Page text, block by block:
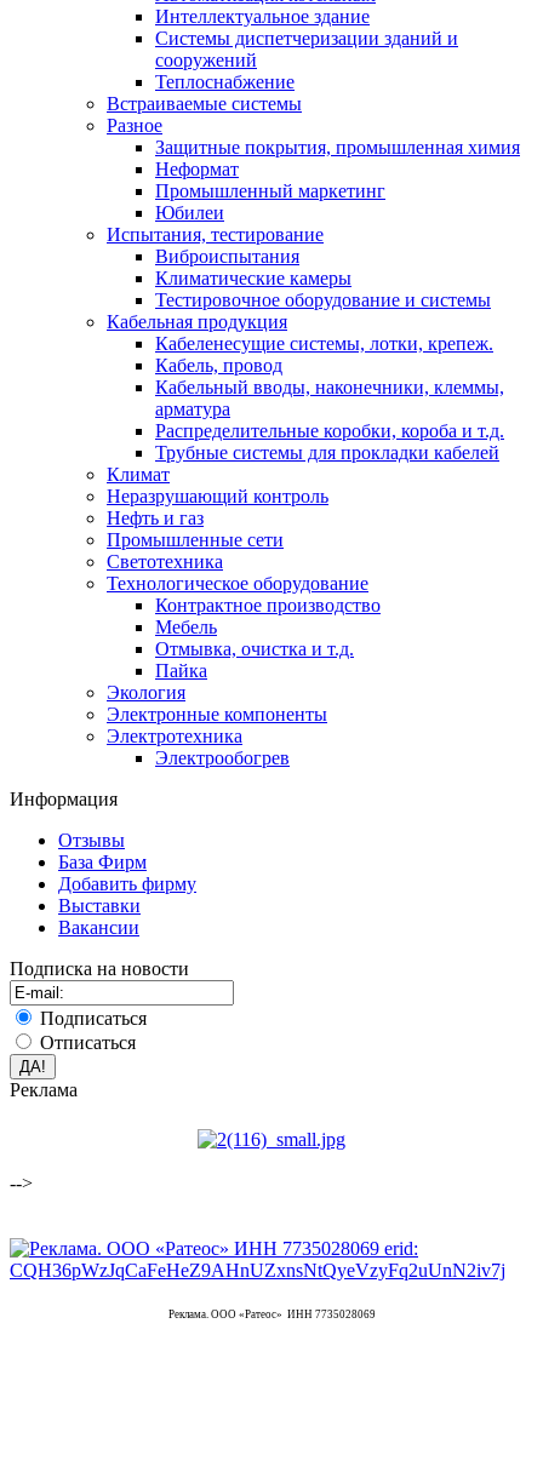
Интеллектуальное здание
Системы диспетчеризации зданий и
сооружений
Теплоснабжение
Встраиваемые системы
Разное
Защитные покрытия, промышленная химия
Неформат
Промышленный маркетинг
Юбилеи
Испытания, тестирование
Виброиспытания
Климатические камеры
Тестировочное оборудование и системы
Кабельная продукция
Кабеленесущие системы, лотки, крепеж.
Кабель, провод
Кабельный вводы, наконечники, клеммы,
арматура
Распределительные коробки, короба и т.д.
Трубные системы для прокладки кабелей
Климат
Неразрушающий контроль
Нефть и газ
Промышленные сети
Светотехника
Технологическое оборудование
Контрактное производство
Мебель
Отмывка, очистка и т.д.
Пайка
Экология
Электронные компоненты
Электротехника
Электрообогрев
Информация
Отзывы
База Фирм
Добавить фирму
Выставки
Вакансии
Подписка на новости
Подписаться
Отписаться
Реклама
-->
Реклама. ООО «Ратеос» ИНН 7735028069